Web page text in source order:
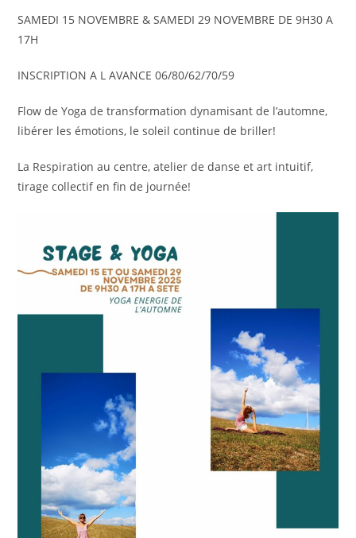
SAMEDI 15 NOVEMBRE & SAMEDI 29 NOVEMBRE DE 9H30 A
17H
INSCRIPTION A L AVANCE 06/80/62/70/59
Flow de Yoga de transformation dynamisant de l’automne,
libérer les émotions, le soleil continue de briller!
La Respiration au centre, atelier de danse et art intuitif,
tirage collectif en fin de journée!